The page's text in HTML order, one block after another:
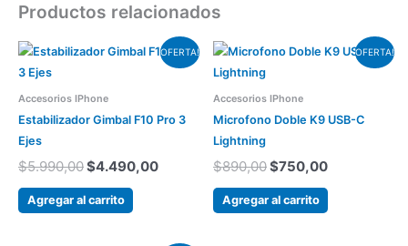
Productos relacionados
OFERTA!
Accesorios IPhone
Estabilizador Gimbal F10 Pro 3
Ejes
$5.990,00
El
era:
$5.990,00.
$4.490,00
El
precio
$4.490,00.
Agregar al carrito
OFERTA!
Accesorios IPhone
Microfono Doble K9 USB-C
Lightning
$890,00
El
era:
$890,00.
$750,00
El
precio
$750,00.
Agregar al carrito